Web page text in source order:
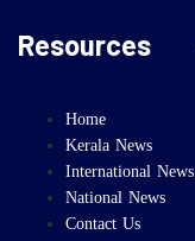
Resources
Home
Kerala News
International News
National News
Contact Us